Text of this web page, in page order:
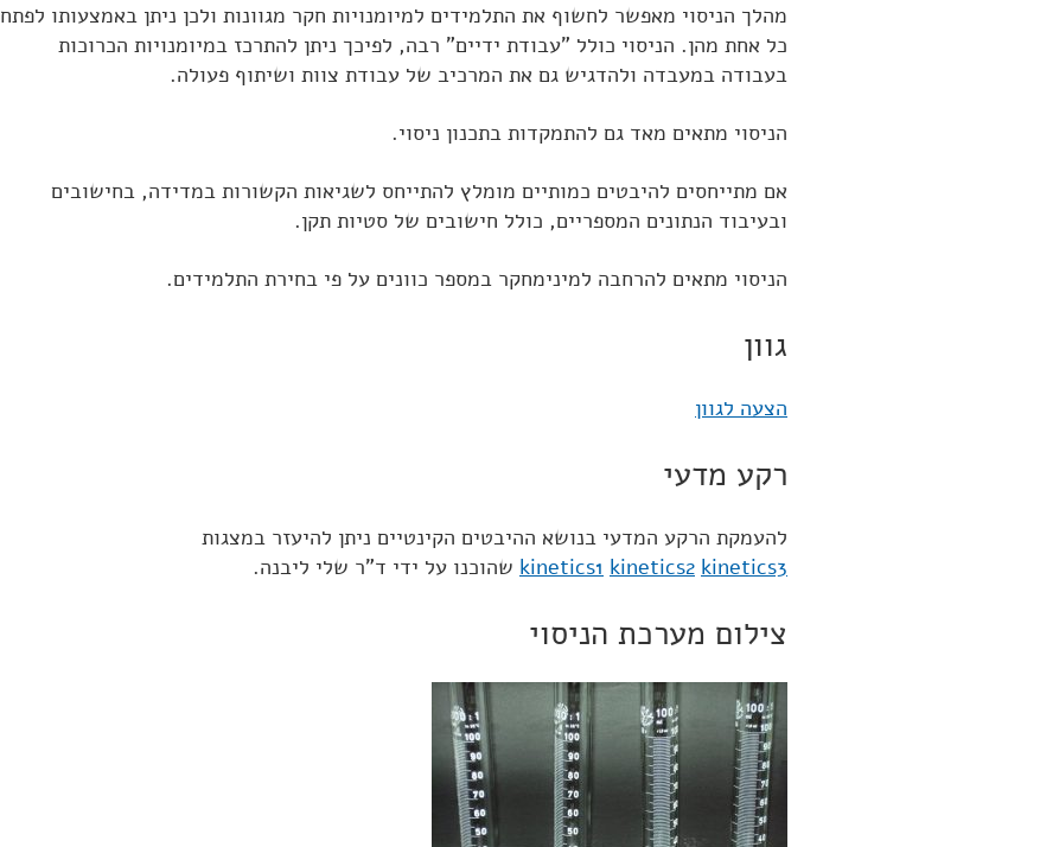
מהלך הניסוי מאפשר לחשוף את התלמידים למיומנויות חקר מגוונות ולכן ניתן באמצעותו לפתח
כל אחת מהן. הניסוי כולל "עבודת ידיים" רבה, לפיכך ניתן להתרכז במיומנויות הכרוכות
בעבודה במעבדה ולהדגיש גם את המרכיב של עבודת צוות ושיתוף פעולה.
הניסוי מתאים מאד גם להתמקדות בתכנון ניסוי.
אם מתייחסים להיבטים כמותיים מומלץ להתייחס לשגיאות הקשורות במדידה, בחישובים
ובעיבוד הנתונים המספריים, כולל חישובים של סטיות תקן.
הניסוי מתאים להרחבה למינימחקר במספר כוונים על פי בחירת התלמידים.
גוון
הצעה לגוון
רקע מדעי
להעמקת הרקע המדעי בנושא ההיבטים הקינטיים ניתן להיעזר במצגות
kinetics1 kinetics2 kinetics3 שהוכנו על ידי ד"ר שלי ליבנה.
צילום מערכת הניסוי